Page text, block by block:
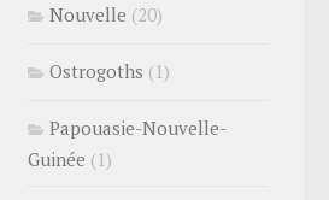
Nouvelle (20)
Ostrogoths (1)
Papouasie-Nouvelle-
Guinée (1)